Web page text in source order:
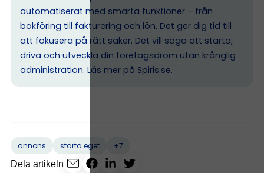
automatiserat med smarta funktioner – från
bokföring till fakturering och lön. Det ger dig tid till
att fokusera på rätt saker. Det vill säga att starta,
driva och utveckla din företagsdröm utan krånglig
administration. Läs mer på Spiris.se.
annons starta eget
+7
Dela artikeln